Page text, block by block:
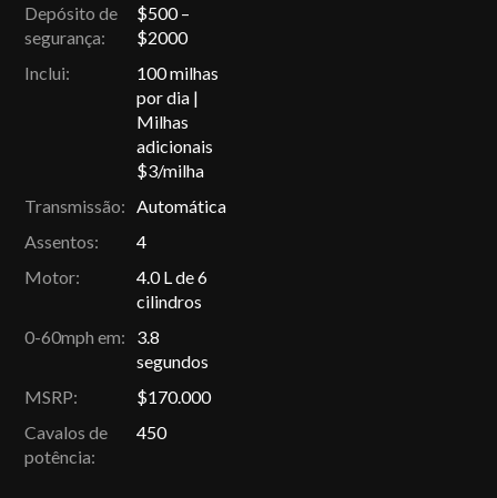
Depósito de
segurança:
$500 –
$2000
Inclui:
100 milhas
por dia |
Milhas
adicionais
$3/milha
Transmissão:
Automática
Assentos:
4
Motor:
4.0 L de 6
cilindros
0-60mph em:
3.8
segundos
MSRP:
$170.000
Cavalos de
potência:
450